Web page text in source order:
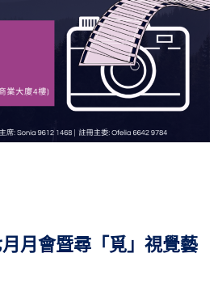
月會暨尋「覓」視覺藝